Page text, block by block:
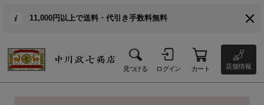
11,000円以上で送料・代引き手数料無料
見つける ログイン カート 店舗情報